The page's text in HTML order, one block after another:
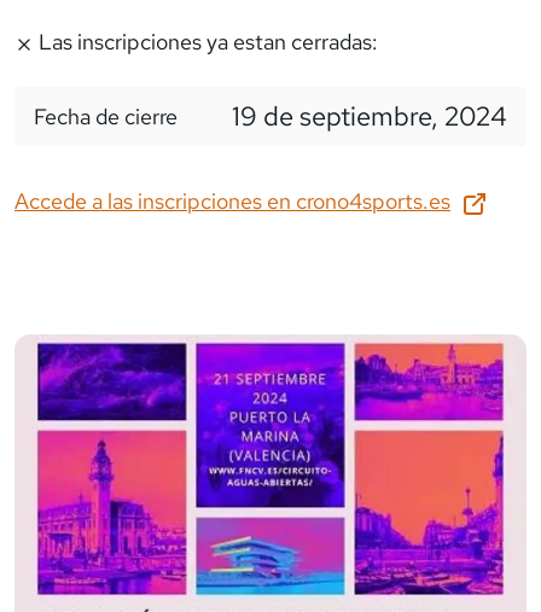
Las inscripciones ya estan cerradas:
Fecha de cierre 19 de septiembre, 2024
Accede a las inscripciones en crono4sports.es